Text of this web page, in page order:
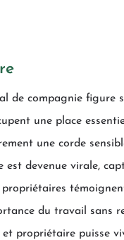
de compagnie figure
une place
une corde
devenue virale,
du travail sans
propriétaire puisse